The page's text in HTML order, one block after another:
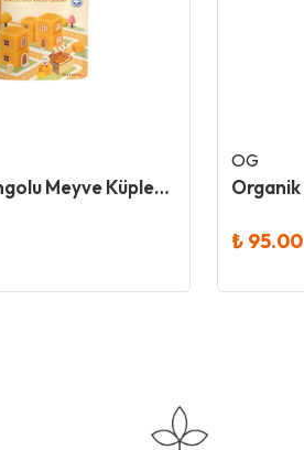
Organik Mangolu Meyve Küpleri 30 Gr - Og
OG
₺ 95.00